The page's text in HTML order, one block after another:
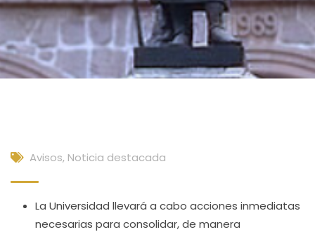
Avisos, Noticia destacada
La Universidad llevará a cabo acciones inmediatas
necesarias para consolidar, de manera